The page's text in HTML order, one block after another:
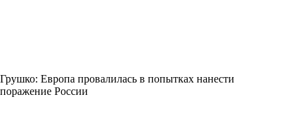
Грушко: Европа провалилась в попытках нанести
поражение России